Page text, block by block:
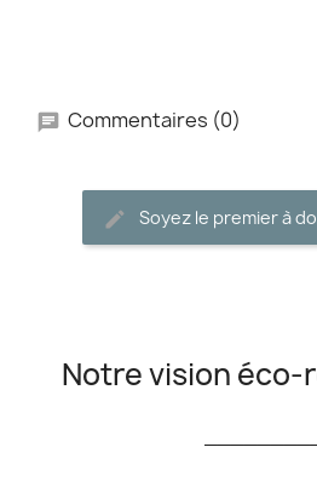
Commentaires (0)
Soyez le premier à
Notre vision éco-